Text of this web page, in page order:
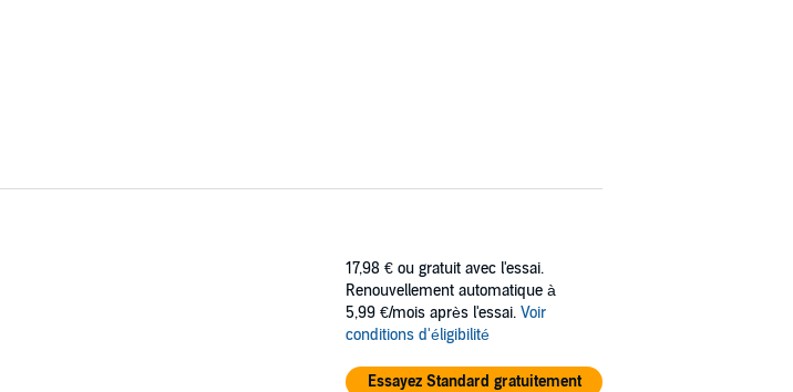
17,98 € ou gratuit avec l'essai.
Renouvellement automatique à
5,99 €/mois après l'essai. Voir
conditions d'éligibilité
Essayez Standard gratuitement